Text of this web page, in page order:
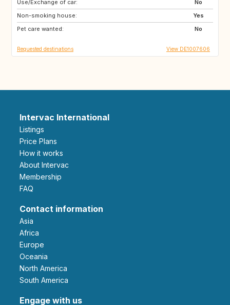
Use/Exchange of car:
No
Non-smoking house:
Yes
Pet care wanted:
No
DE
Requested destinations View DE1007606
Intervac International
Listings
Price Plans
How it works
About Intervac
Membership
FAQ
Contact information
Asia
Africa
Europe
Oceania
North America
South America
Engage with us